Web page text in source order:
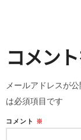
コメン
メールアドレスが
は必須項目です
コメント ※